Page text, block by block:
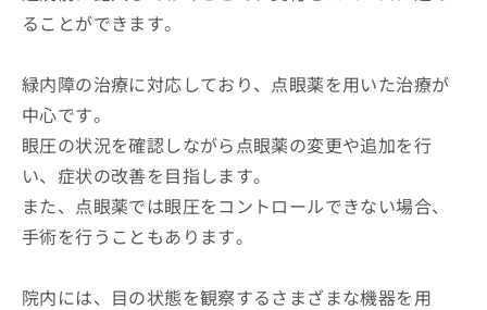
ることができます。
緑内障の治療に対応しており、点眼薬を用いた治療が
中心です。
眼圧の状況を確認しながら点眼薬の変更や追加を行
い、症状の改善を目指します。
また、点眼薬では眼圧をコントロールできない場合、
手術を行うこともあります。
院内には、目の状態を観察するさまざまな機器を用